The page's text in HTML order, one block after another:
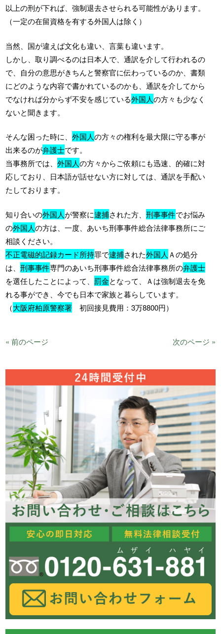
以上の刑が下れば、強制退去させられる可能性があります。
（一定の在留資格を有する外国人は除く）
当然、国が違えば文化も違い、言葉も違います。
しかし、取り調べるのは日本人で、通訳を介して行われるの
で、自分の意思がきちんと警察官に伝わっているのか、書類
にどのような内容で書かれているのかも、通訳を介してから
でなければ分からず不安を感じている外国人の方々も少なく
ないと聞きます。
そんな困った時に、外国人の方々の権利を最大限に守る事が
出来るのが弁護士です。
当事務所では、外国人の方々からご依頼にも迅速、的確に対
応しており、日本語が話せない方に対しては、通訳を手配い
たしております。
知り合いの外国人が警察に逮捕された方、刑事事件でお悩み
の外国人の方は、一度、あいち刑事事件総合法律事務所にご
相談ください。
不正電磁的記録カード所持罪で逮捕された外国人 Ａの処分
は、刑事事件専門のあいち刑事事件総合法律事務所の弁護士
を選任したことによって、罰金となって、Ａは強制退去を免
れる事ができ、今でも日本で家族と暮らしています。
（大阪府柏原警察署 初回接見費用：3万8800円）
« 前のページ 次のページ »